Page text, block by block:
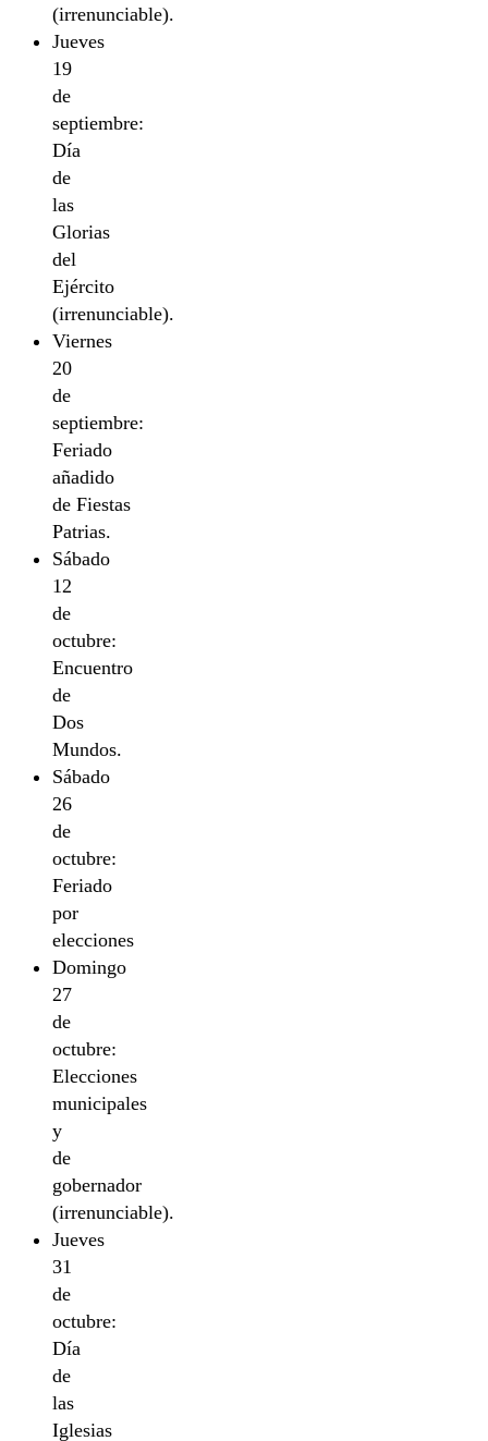
(irrenunciable).
Jueves
19
de
septiembre:
Día
de
las
Glorias
del
Ejército
(irrenunciable).
Viernes
20
de
septiembre:
Feriado
añadido
de Fiestas
Patrias.
Sábado
12
de
octubre:
Encuentro
de
Dos
Mundos.
Sábado
26
de
octubre:
Feriado
por
elecciones
Domingo
27
de
octubre:
Elecciones
municipales
y
de
gobernador
(irrenunciable).
Jueves
31
de
octubre:
Día
de
las
Iglesias